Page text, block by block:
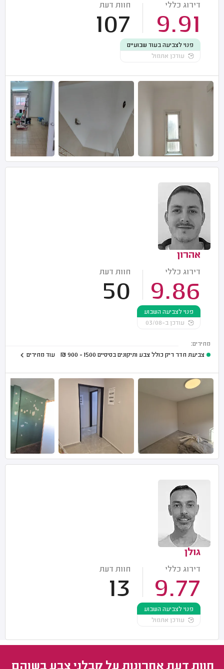
דירוג כללי
9.91
חוות דעת
107
פנוי לצביעה בעוד שבועיים
עודכן אתמול
אהרון
דירוג כללי
9.86
חוות דעת
50
פנוי לצביעה השבוע
עודכן ב-03/08
מחירים:
צביעת חדר ריק כולל צבע ותיקונים בסיסיים 1500 - 900
₪ עוד מחירים
גולן
דירוג כללי
9.77
חוות דעת
13
פנוי לצביעה השבוע
עודכן אתמול